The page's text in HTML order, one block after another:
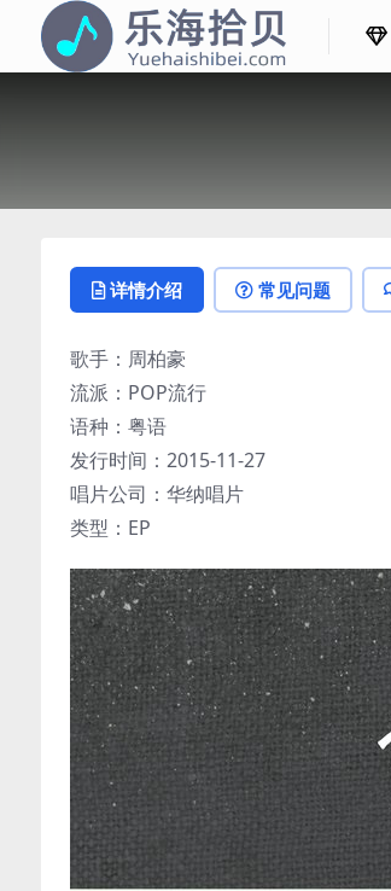
详情介绍 常见问题
歌手：周柏豪
流派：POP流行
语种：粤语
发行时间：2015-11-27
唱片公司：华纳唱片
类型：EP